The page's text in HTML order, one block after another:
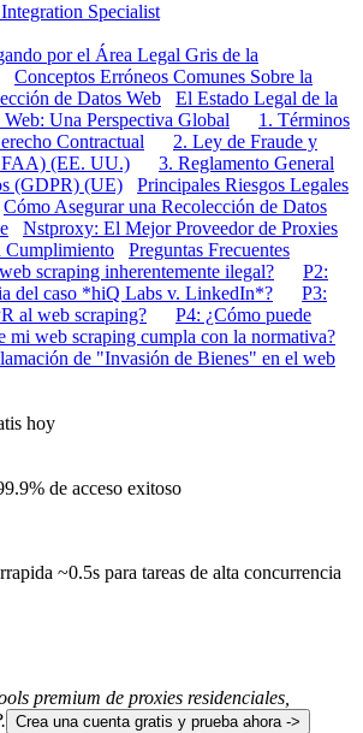
Specialist
por el Área Legal Gris de la
Conceptos Erróneos Comunes Sobre la
de Datos Web
El Estado Legal de la
Una Perspectiva Global
1. Términos
Contractual
2. Ley de Fraude y
(EE. UU.)
3. Reglamento General
(GDPR) (UE)
Principales Riesgos Legales
Cómo Asegurar una Recolección de Datos
Nstproxy: El Mejor Proveedor de Proxies
Cumplimiento
Preguntas Frecuentes
scraping inherentemente ilegal?
P2:
del caso *hiQ Labs v. LinkedIn*?
P3:
al web scraping?
P4: ¿Cómo puede
mi web scraping cumpla con la normativa?
de "Invasión de Bienes" en el web
hoy
de acceso exitoso
~0.5s para tareas de alta concurrencia
premium de proxies residenciales,
Crea una cuenta gratis y prueba ahora ->